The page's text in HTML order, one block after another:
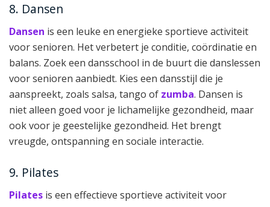
8. Dansen
Dansen is een leuke en energieke sportieve activiteit
voor senioren. Het verbetert je conditie, coördinatie en
balans. Zoek een dansschool in de buurt die danslessen
voor senioren aanbiedt. Kies een dansstijl die je
aanspreekt, zoals salsa, tango of zumba. Dansen is
niet alleen goed voor je lichamelijke gezondheid, maar
ook voor je geestelijke gezondheid. Het brengt
vreugde, ontspanning en sociale interactie.
9. Pilates
Pilates is een effectieve sportieve activiteit voor